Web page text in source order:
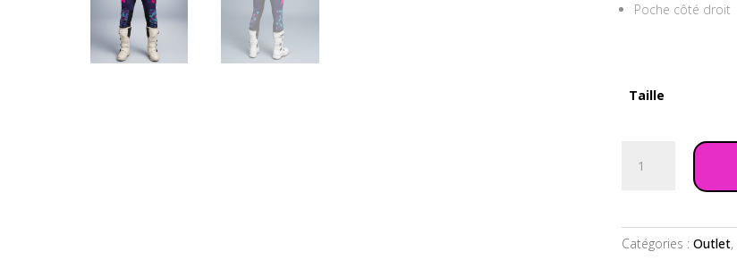
Poche côté droit
Taille
camo
violet
Catégories : Outlet,